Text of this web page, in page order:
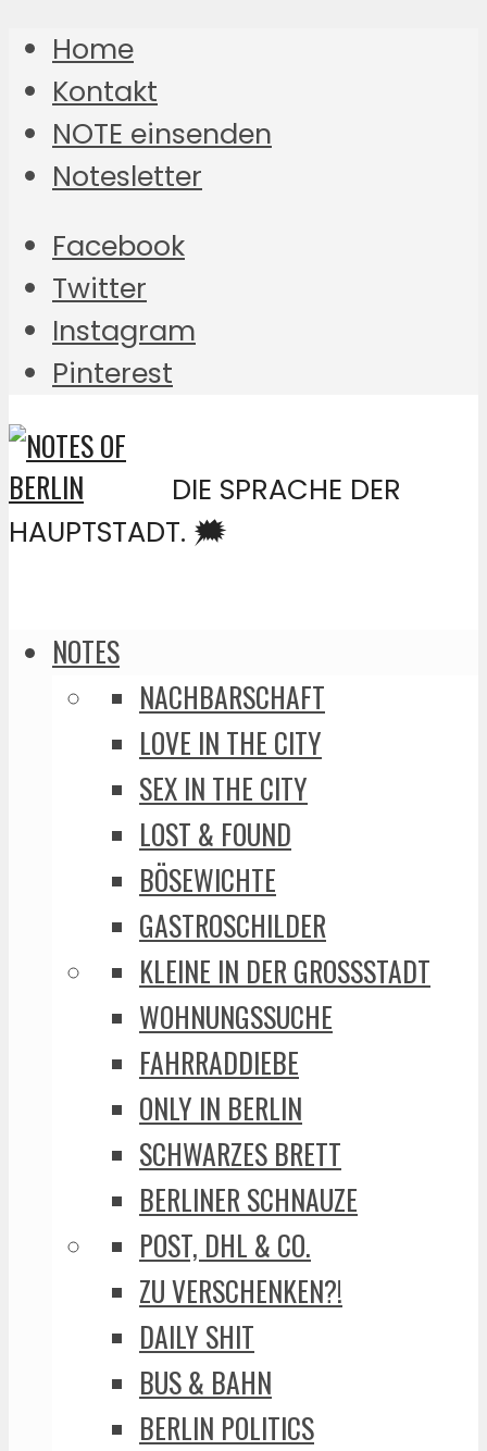
Home
Kontakt
NOTE einsenden
Notesletter
Facebook
Twitter
Instagram
Pinterest
DIE SPRACHE DER
HAUPTSTADT. 🗯️
NOTES
NACHBARSCHAFT
LOVE IN THE CITY
SEX IN THE CITY
LOST & FOUND
BÖSEWICHTE
GASTROSCHILDER
KLEINE IN DER GROSSSTADT
WOHNUNGSSUCHE
FAHRRADDIEBE
ONLY IN BERLIN
SCHWARZES BRETT
BERLINER SCHNAUZE
POST, DHL & CO.
ZU VERSCHENKEN?!
DAILY SHIT
BUS & BAHN
BERLIN POLITICS